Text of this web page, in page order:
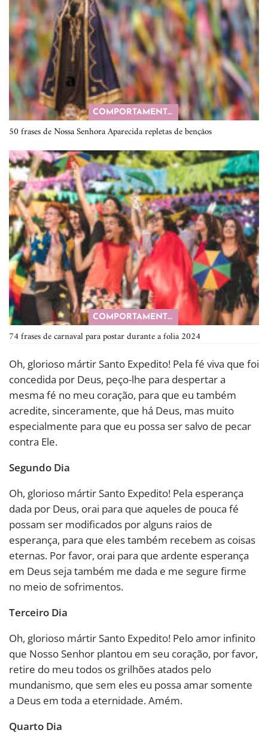
COMPORTAMENTO
50 frases de Nossa Senhora Aparecida repletas de bençãos
COMPORTAMENTO
74 frases de carnaval para postar durante a folia 2024
Oh, glorioso mártir Santo Expedito! Pela fé viva que foi
concedida por Deus, peço-lhe para despertar a
mesma fé no meu coração, para que eu também
acredite, sinceramente, que há Deus, mas muito
especialmente para que eu possa ser salvo de pecar
contra Ele.
Segundo Dia
Oh, glorioso mártir Santo Expedito! Pela esperança
dada por Deus, orai para que aqueles de pouca fé
possam ser modificados por alguns raios de
esperança, para que eles também recebem as coisas
eternas. Por favor, orai para que ardente esperança
em Deus seja também me dada e me segure firme
no meio de sofrimentos.
Terceiro Dia
Oh, glorioso mártir Santo Expedito! Pelo amor infinito
que Nosso Senhor plantou em seu coração, por favor,
retire do meu todos os grilhões atados pelo
mundanismo, que sem eles eu possa amar somente
a Deus em toda a eternidade. Amém.
Quarto Dia